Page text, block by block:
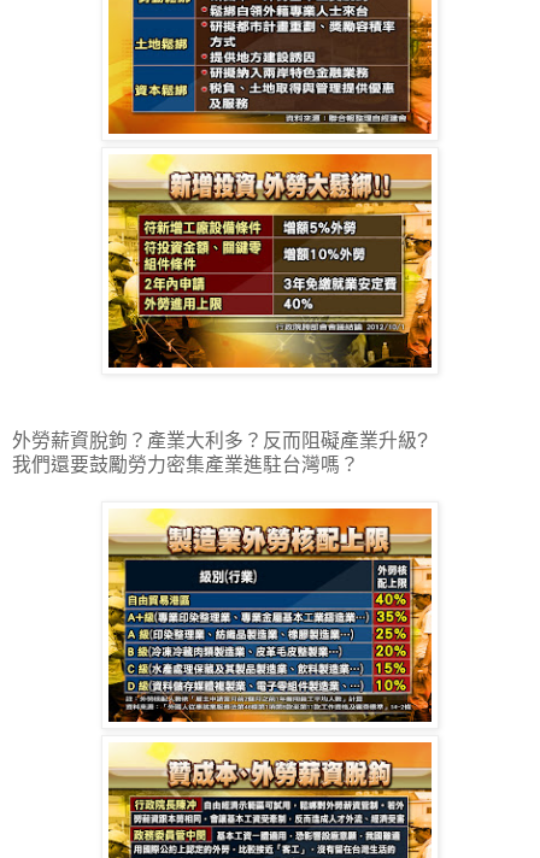
外勞薪資脫鉤？產業大利多？反而阻礙產業升級?
我們還要鼓勵勞力密集產業進駐台灣嗎？